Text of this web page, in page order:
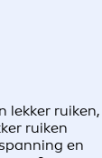
lekker ruiken,
ruiken
en